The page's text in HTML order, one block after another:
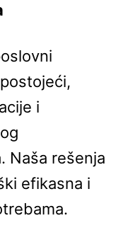
i
Naša rešenja
efikasna i